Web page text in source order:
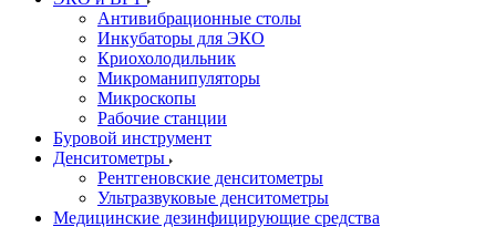
Антивибрационные столы
Инкубаторы для ЭКО
Криохолодильник
Микроманипуляторы
Микроскопы
Рабочие станции
Буровой инструмент
Денситометры
Рентгеновские денситометры
Ультразвуковые денситометры
Медицинские дезинфицирующие средства